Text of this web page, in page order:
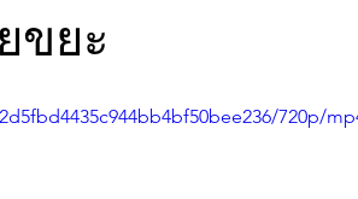
ขยะ
720p/